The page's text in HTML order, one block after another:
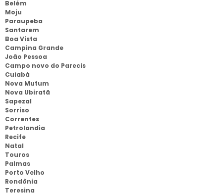
Belém
Moju
Paraupeba
Santarem
Boa Vista
Campina Grande
João Pessoa
Campo novo do Parecis
Cuiabá
Nova Mutum
Nova Ubiratã
Sapezal
Sorriso
Correntes
Petrolandia
Recife
Natal
Touros
Palmas
Porto Velho
Rondônia
Teresina